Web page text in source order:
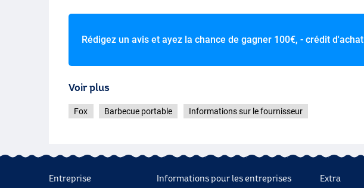
Rédigez un avis et ayez la chance de gagner 100€, - crédit d'achat
Voir plus
Fox Barbecue portable Informations sur le fournisseur
Entreprise Informations pour les entreprises Extra